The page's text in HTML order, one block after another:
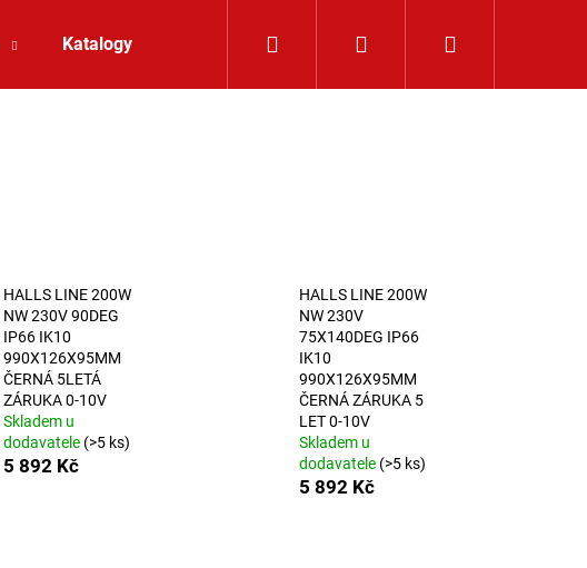
Katalogy Přihlášení
HALLS LINE 200W
NW 230V 90DEG
IP66 IK10
990X126X95MM
ČERNÁ 5LETÁ
ZÁRUKA 0-10V
Skladem u
dodavatele (>5 ks)
5 892 Kč
HALLS LINE 200W
NW 230V
75X140DEG IP66
IK10
990X126X95MM
ČERNÁ ZÁRUKA 5
LET 0-10V
Skladem u
dodavatele (>5 ks)
5 892 Kč